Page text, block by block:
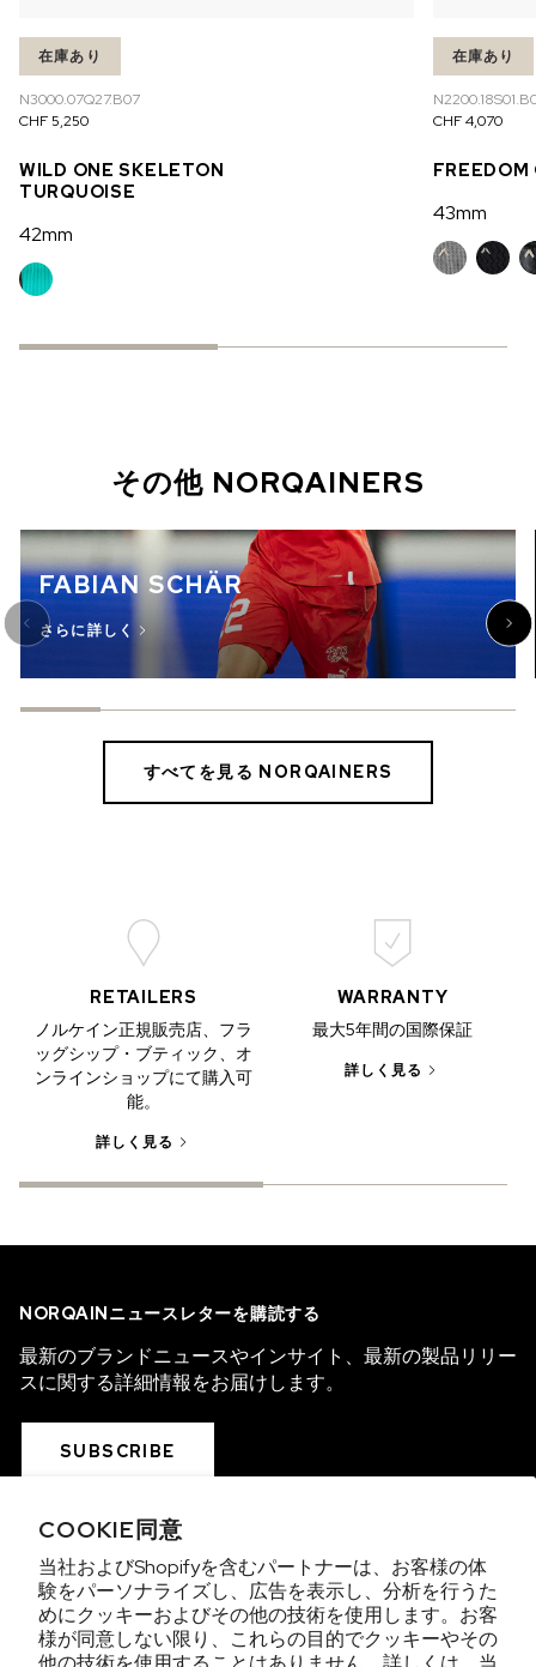
COOKIE同意
当社およびShopifyを含むパートナーは、お客様の体
験をパーソナライズし、広告を表示し、分析を行うた
めにクッキーおよびその他の技術を使用します。お客
様が同意しない限り、これらの目的でクッキーやその
在庫あり
N3000.07Q27.B07
CHF 5,250
WILD ONE SKELETON
TURQUOISE
42mm
在庫あり
CHF 4,070
FREEDOM
43mm
その他 NORQAINERS
FABIAN SCHÄR
さらに詳しく
すべてを見る NORQAINERS
RETAILERS
ノルケイン正規販売店、フラ
ッグシップ・ブティック、オ
ンラインショップにて購入可
能。
詳しく見る
WARRANTY
最大5年間の国際保証
詳しく見る
NORQAINニュースレターを購読する
最新のブランドニュースやインサイト、最新の製品リリー
スに関する詳細情報をお届けします。
SUBSCRIBE
COLLECTIONS
WE ARE NORQAIN